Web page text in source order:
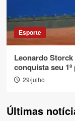
Esporte
Leonardo
conquista seu
29/julho
Últimas